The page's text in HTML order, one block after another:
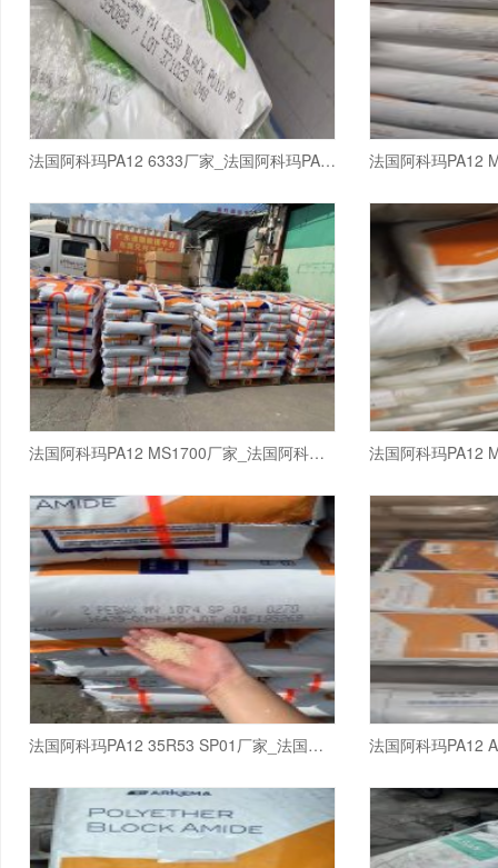
法国阿科玛PA12 6333厂家_法国阿科玛PA12
法国阿科玛PA12 MS1700厂家_法国阿科玛PA1
法国阿科玛PA12 35R53 SP01厂家_法国阿科玛